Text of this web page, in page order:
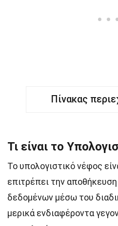
Πίνακας
Τι είναι το
Το υπολογιστικό νέφος
επιτρέπει την
δεδομένων μέσω του
μερικά ενδιαφέροντα